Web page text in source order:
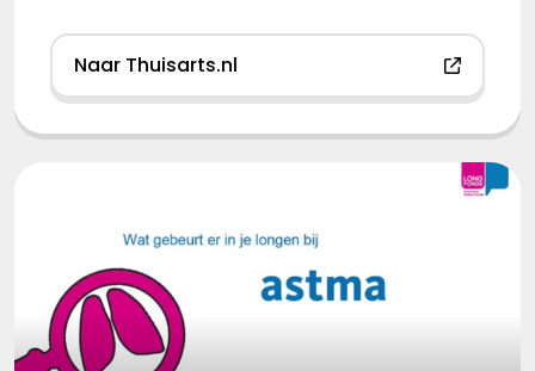
Naar Thuisarts.nl